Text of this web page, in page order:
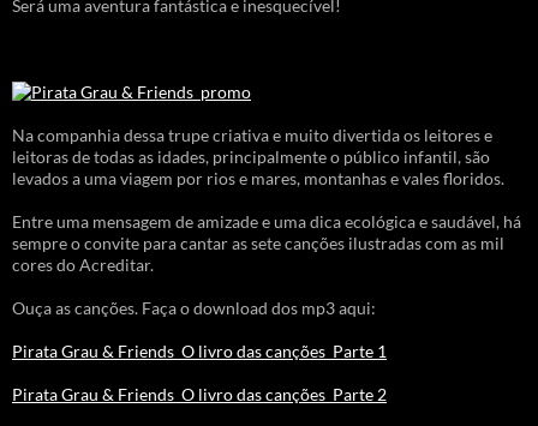
Será uma aventura fantástica e inesquecível!
Na companhia dessa trupe criativa e muito divertida os leitores e
leitoras de todas as idades, principalmente o público infantil, são
levados a uma viagem por rios e mares, montanhas e vales floridos.
Entre uma mensagem de amizade e uma dica ecológica e saudável, há
sempre o convite para cantar as sete canções ilustradas com as mil
cores do Acreditar.
Ouça as canções. Faça o download dos mp3 aqui:
Pirata Grau & Friends_O livro das canções_Parte 1
Pirata Grau & Friends_O livro das canções_Parte 2